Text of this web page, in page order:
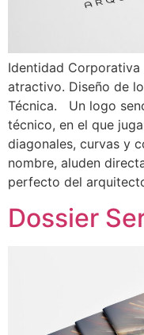
Identidad
atractivo. Diseño de
Técnica. Un logo
técnico, en el que
diagonales, curvas y
nombre, aluden
perfecto del
Dossier